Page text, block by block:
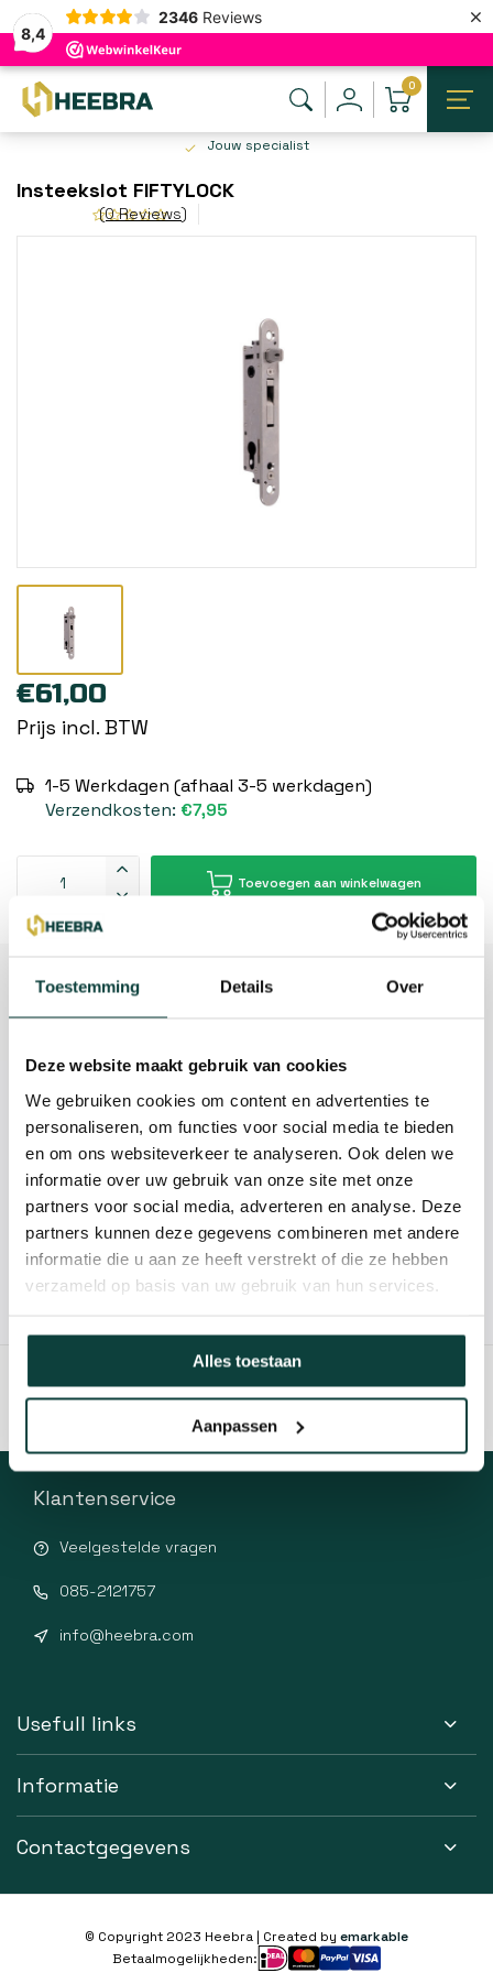
Toestemming Details Over
Deze website maakt gebruik van cookies
We gebruiken cookies om content en advertenties te
personaliseren, om functies voor social media te bieden
en om ons websiteverkeer te analyseren. Ook delen we
informatie over uw gebruik van onze site met onze
partners voor social media, adverteren en analyse. Deze
partners kunnen deze gegevens combineren met andere
informatie die u aan ze heeft verstrekt of die ze hebben
verzameld op basis van uw gebruik van hun services.
Alles toestaan
Aanpassen
8,4
2346 Reviews ×
0
Jouw specialist
Insteekslot FIFTYLOCK
(0 Reviews)
€61,00
Prijs incl. BTW
1-5 Werkdagen (afhaal 3-5 werkdagen)
Verzendkosten: €7,95
Toevoegen aan winkelwagen
Kunnen we je helpen?
085-2121757
info@heebra.com
Hovenier of klusbedrijf? Neem contact met ons op voor
Klantenservice
Veelgestelde vragen
085-2121757
info@heebra.com
Usefull links
Informatie
Contactgegevens
© Copyright 2023 Heebra | Created by emarkable
Betaalmogelijkheden: